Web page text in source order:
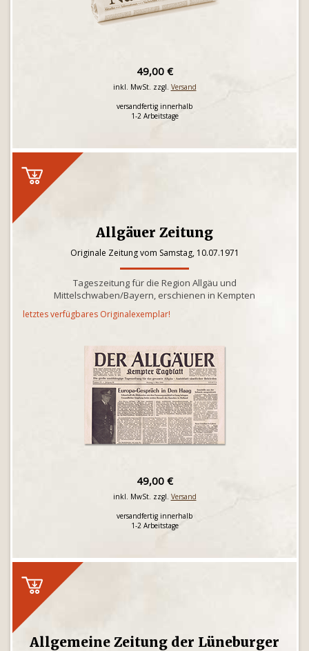
49,00 €
inkl. MwSt. zzgl. Versand
versandfertig innerhalb
1-2 Arbeitstage
Allgäuer Zeitung
Originale Zeitung vom Samstag, 10.07.1971
Tageszeitung für die Region Allgäu und
Mittelschwaben/Bayern, erschienen in Kempten
letztes verfügbares Originalexemplar!
49,00 €
inkl. MwSt. zzgl. Versand
versandfertig innerhalb
1-2 Arbeitstage
Allgemeine Zeitung der Lüneburger